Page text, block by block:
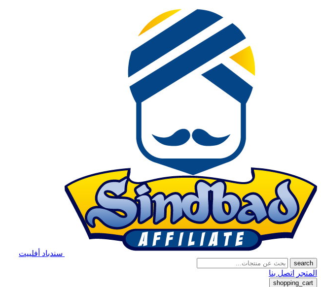
سندباد أفلييت
search
المتجر اتصل بنا
shopping_cart